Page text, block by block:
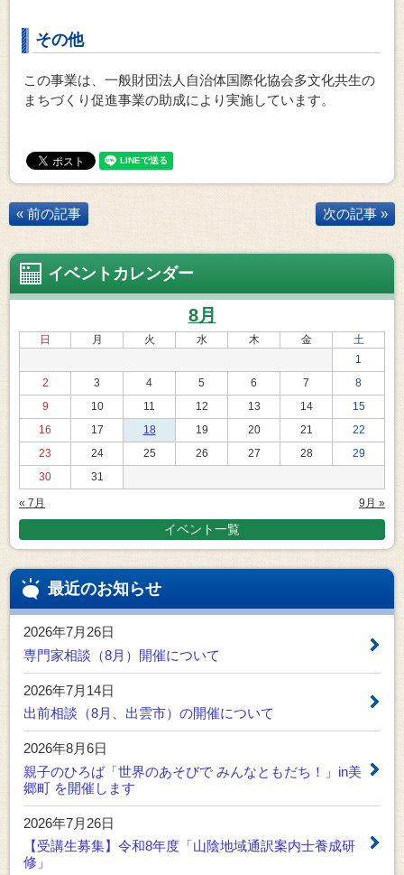
その他
この事業は、一般財団法人自治体国際化協会多文化共生の
まちづくり促進事業の助成により実施しています。
« 前の記事 次の記事 »
イベントカレンダー
8月
日 月 火 水 木 金
土
1
2
3 4 5 6 7
8
9
10 11 12 13 14
15
16
17 18 19 20 21
22
23
24 25 26 27 28
29
30
31
« 7月 9月 »
イベント一覧
最近のお知らせ
2026年7月26日
専門家相談（8月）開催について
2026年7月14日
出前相談（8月、出雲市）の開催について
2026年8月6日
親子のひろば「世界のあそびで みんなともだち！」in美
郷町 を開催します
2026年7月26日
【受講生募集】令和8年度「山陰地域通訳案内士養成研
修」